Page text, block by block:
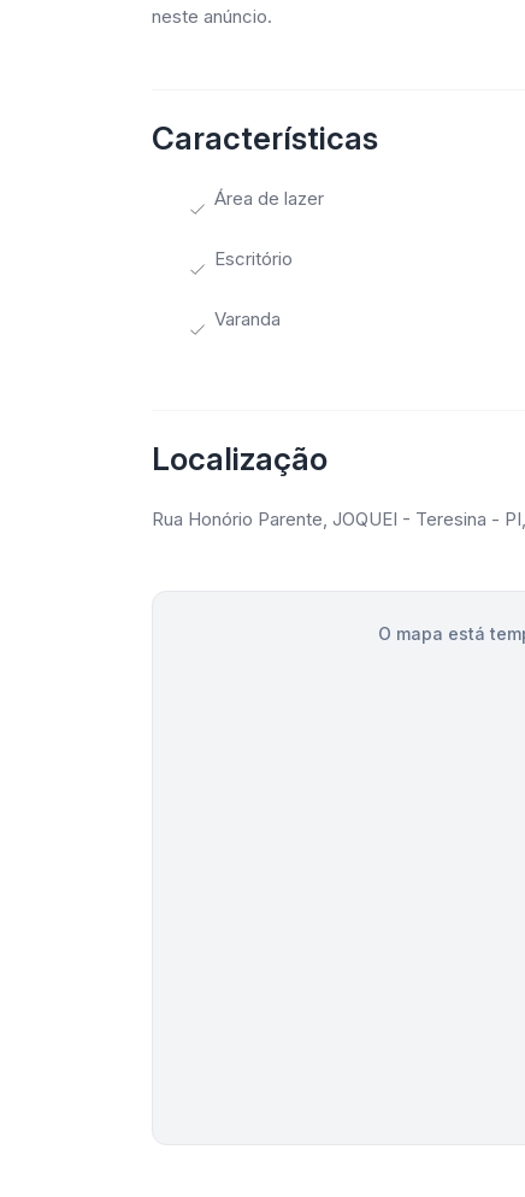
neste anúncio.
Características
Área de lazer
Escritório
Varanda
Localização
Rua Honório Parente, JOQUEI - Teresina -
O mapa está